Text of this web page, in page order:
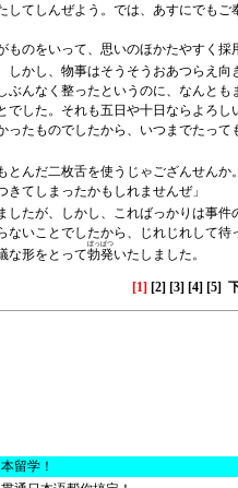
してしんぜよう。では、あすにでも
のをいって、思いのほかたやすく
しかし、物事はそうそうおあつらえ
ぶんなく整ったというのに、なんと
でした。それも五日や十日ならよろ
ったものでしたから、いつまでたっ
とんだ二枚舌を使うじゃござんせんか
てしまったかもしれませんぜ」
したが、しかし、こればっかりは事
ないことでしたから、じれじれして
な形をとって勃発
ぼっぱつ
いたしました。
[1] [2] [3] [4] [5]
留学！